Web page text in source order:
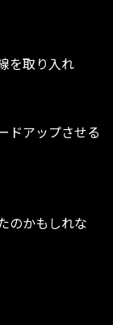
を取り入れ
ドアップさせる
のかもしれな